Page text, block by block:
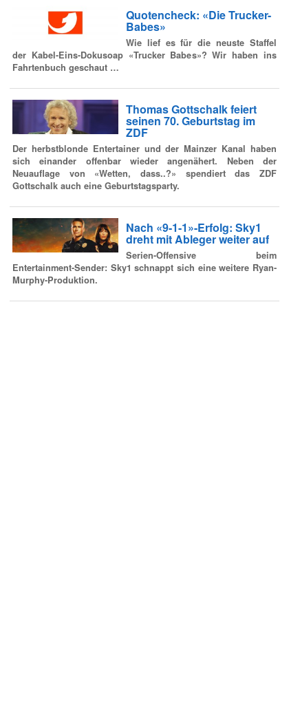
Quotencheck: «Die Trucker-
Babes»
Wie lief es für die neuste Staffel
der Kabel-Eins-Dokusoap «Trucker Babes»? Wir haben ins
Fahrtenbuch geschaut …
Thomas Gottschalk feiert
seinen 70. Geburtstag im
ZDF
Der herbstblonde Entertainer und der Mainzer Kanal haben
sich einander offenbar wieder angenähert. Neben der
Neuauflage von «Wetten, dass..?» spendiert das ZDF
Gottschalk auch eine Geburtstagsparty.
Nach «9-1-1»-Erfolg: Sky1
dreht mit Ableger weiter auf
Serien-Offensive beim
Entertainment-Sender: Sky1 schnappt sich eine weitere Ryan-
Murphy-Produktion.